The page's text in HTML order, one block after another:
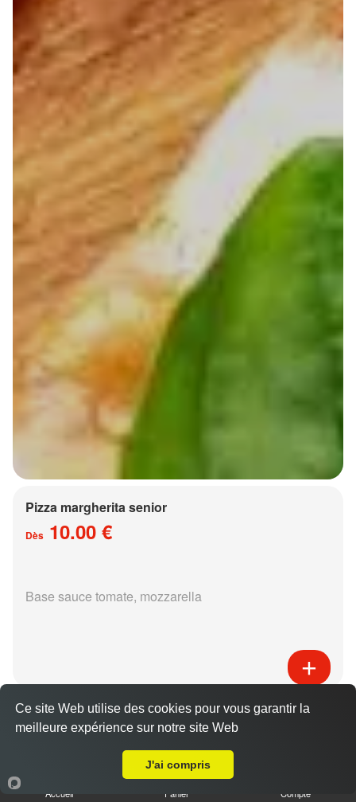
Pizza margherita senior
Dès 10.00 €
Base sauce tomate, mozzarella
Pizza régina senior
Dès15.00 €
Base sauce tomate, mozzarella, jambon,
Accueil Panier Compte
Ce site Web utilise des cookies pour vous garantir la
meilleure expérience sur notre site Web
J'ai compris